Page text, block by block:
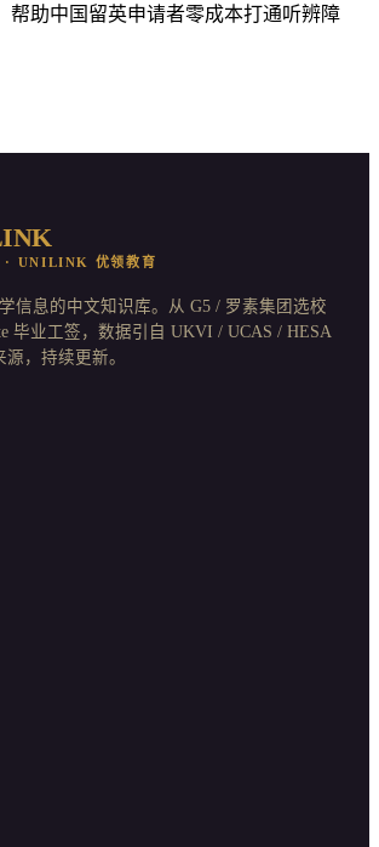
帮助中国留英申请者零成本打通听辨障
· UNILINK 优领教育
信息的中文知识库。从 G5 / 罗素集团选校
毕业工签，数据引自 UKVI / UCAS / HESA
，持续更新。